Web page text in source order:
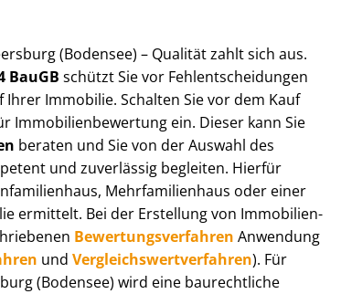
(Bodensee) – Qualität zahlt sich aus.
BauGB schützt Sie vor Fehl­ent­schei­dun­gen
Immobilie. Schalten Sie vor dem Kauf
Im­mo­bi­li­en­be­wer­tung ein. Dieser kann Sie
beraten und Sie von der Auswahl des
und zuverlässig begleiten. Hierfür
Mehr­fa­mi­li­en­haus oder einer
ermittelt. Bei der Erstellung von Im­mo­bi­li­en­
Be­wer­tungs­ver­fah­ren Anwendung
und Ver­gleichs­wert­ver­fah­ren). Für
(Bodensee) wird eine baurechtliche